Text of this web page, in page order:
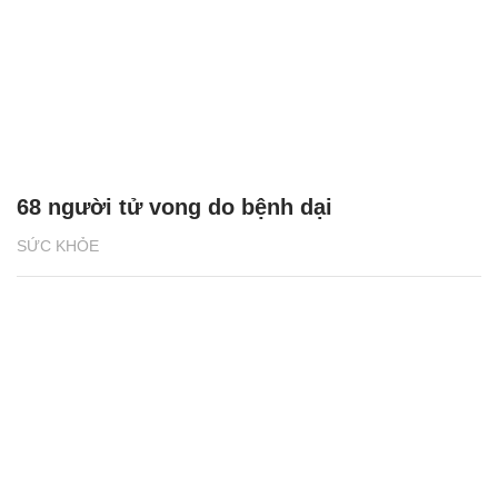
SỨC KHỎE
68 người tử vong do bệnh dại